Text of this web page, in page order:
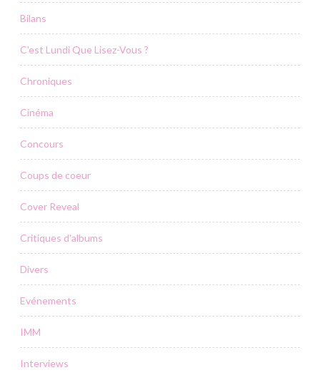
Bilans
C'est Lundi Que Lisez-Vous ?
Chroniques
Cinéma
Concours
Coups de coeur
Cover Reveal
Critiques d'albums
Divers
Evénements
IMM
Interviews